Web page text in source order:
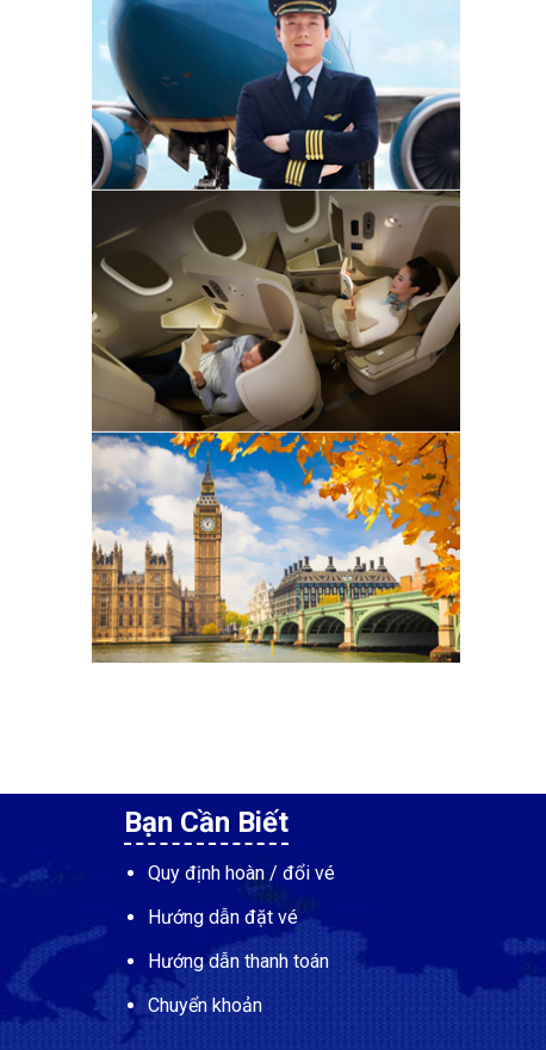
Bạn Cần Biết
Quy định hoàn / đổi vé
Hướng dẫn đặt vé
Hướng dẫn thanh toán
Chuyển khoản